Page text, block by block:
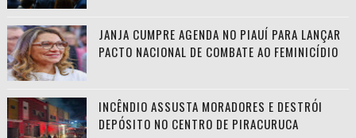
JANJA CUMPRE AGENDA NO PIAUÍ PARA LANÇAR
PACTO NACIONAL DE COMBATE AO FEMINICÍDIO
INCÊNDIO ASSUSTA MORADORES E DESTRÓI
DEPÓSITO NO CENTRO DE PIRACURUCA